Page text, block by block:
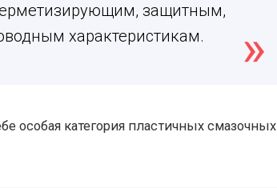
защитным,
характеристикам.
особая категория пластичных смазочных